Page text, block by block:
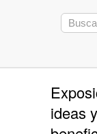
ideas